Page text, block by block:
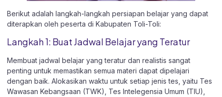
Berikut adalah langkah-langkah persiapan belajar yang dapat
diterapkan oleh peserta di Kabupaten Toli-Toli:
Langkah 1: Buat Jadwal Belajar yang Teratur
Membuat jadwal belajar yang teratur dan realistis sangat
penting untuk memastikan semua materi dapat dipelajari
dengan baik. Alokasikan waktu untuk setiap jenis tes, yaitu Tes
Wawasan Kebangsaan (TWK), Tes Intelegensia Umum (TIU),